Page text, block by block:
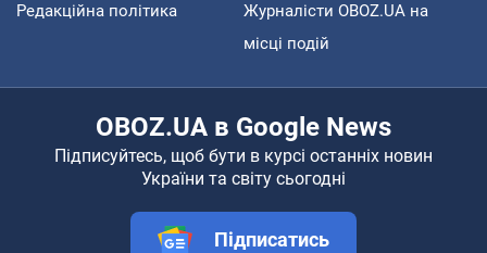
Редакційна політика
Журналісти OBOZ.UA на
місці подій
OBOZ.UA в Google News
Підписуйтесь, щоб бути в курсі останніх новин
України та світу сьогодні
Підписатись